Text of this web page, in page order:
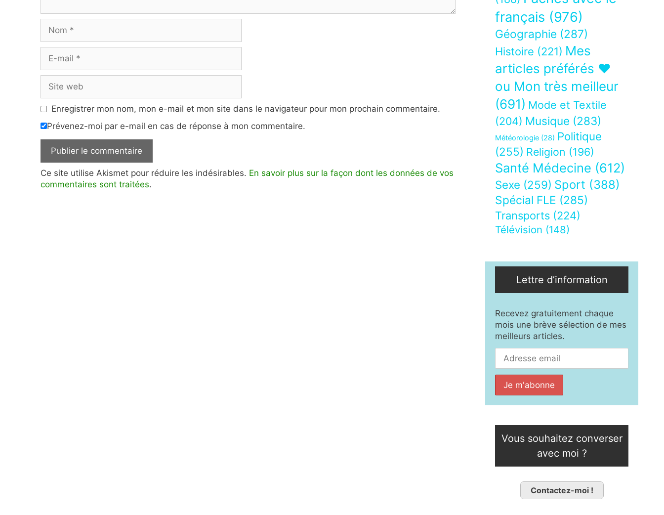
mail
web
Enregistrer mon nom, mon e-mail et mon site dans le navigateur pour mon prochain commentaire.
Prévenez-moi par e-mail en cas de réponse à mon commentaire.
Ce site utilise Akismet pour réduire les indésirables. En savoir plus sur la façon dont les données de vos
commentaires sont traitées.
français (976)
Géographie (287)
Histoire (221) Mes
articles préférés ❤
ou Mon très meilleur
(691) Mode et Textile
(204) Musique (283)
Météorologie (28) Politique
(255) Religion (196)
Santé Médecine (612)
Sexe (259) Sport (388)
Spécial FLE (285)
Transports (224)
Télévision (148)
Lettre d’information
Recevez gratuitement chaque
mois une brève sélection de mes
meilleurs articles.
Vous souhaitez converser
avec moi ?
Contactez-moi !